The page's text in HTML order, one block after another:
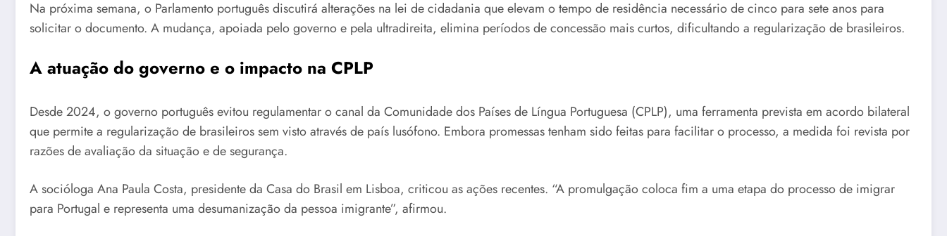
Na próxima semana, o Parlamento português discutirá alterações na lei de cidadania que elevam o tempo de residência necessário de cinco para sete anos para
solicitar o documento. A mudança, apoiada pelo governo e pela ultradireita, elimina períodos de concessão mais curtos, dificultando a regularização de brasileiros.
A atuação do governo e o impacto na CPLP
Desde 2024, o governo português evitou regulamentar o canal da Comunidade dos Países de Língua Portuguesa (CPLP), uma ferramenta prevista em acordo bilateral
que permite a regularização de brasileiros sem visto através de país lusófono. Embora promessas tenham sido feitas para facilitar o processo, a medida foi revista por
razões de avaliação da situação e de segurança.
A socióloga Ana Paula Costa, presidente da Casa do Brasil em Lisboa, criticou as ações recentes. “A promulgação coloca fim a uma etapa do processo de imigrar
para Portugal e representa uma desumanização da pessoa imigrante”, afirmou.